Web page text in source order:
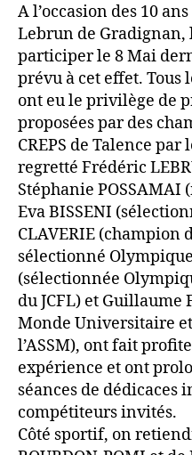
A l’occasion des 10
Lebrun de Gradignan,
participer le 8 Mai
prévu à cet effet. Tous
ont eu le privilège de
proposées par des
CREPS de Talence
regretté Frédéric
Stéphanie
Eva BISSENI
CLAVERIE (champion
sélectionné
(sélectionnée
du JCFL) et Guillaume
Monde Universitaire
l’ASSM), ont fait
expérience et ont
séances de dédicaces
compétiteurs invités.
Côté sportif, on